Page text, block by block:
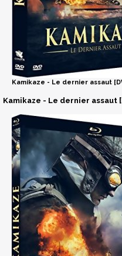
Kamikaze - Le dernier assaut
Kamikaze - Le dernier assaut